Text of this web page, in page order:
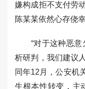
嫌构成拒不支付劳
陈某某依然心存侥
“对于这种恶意
析研判，我们建议
同年12月，公安机
生根本性转变，主